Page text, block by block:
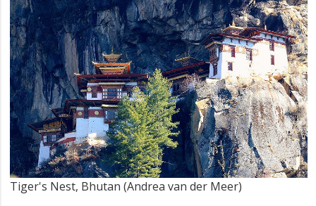
Tiger's Nest, Bhutan (Andrea van der Meer)